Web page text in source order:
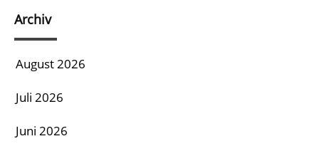
Archiv
August 2026
Juli 2026
Juni 2026